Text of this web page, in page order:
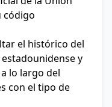
código
el histórico del
y
lo largo del
con el tipo de